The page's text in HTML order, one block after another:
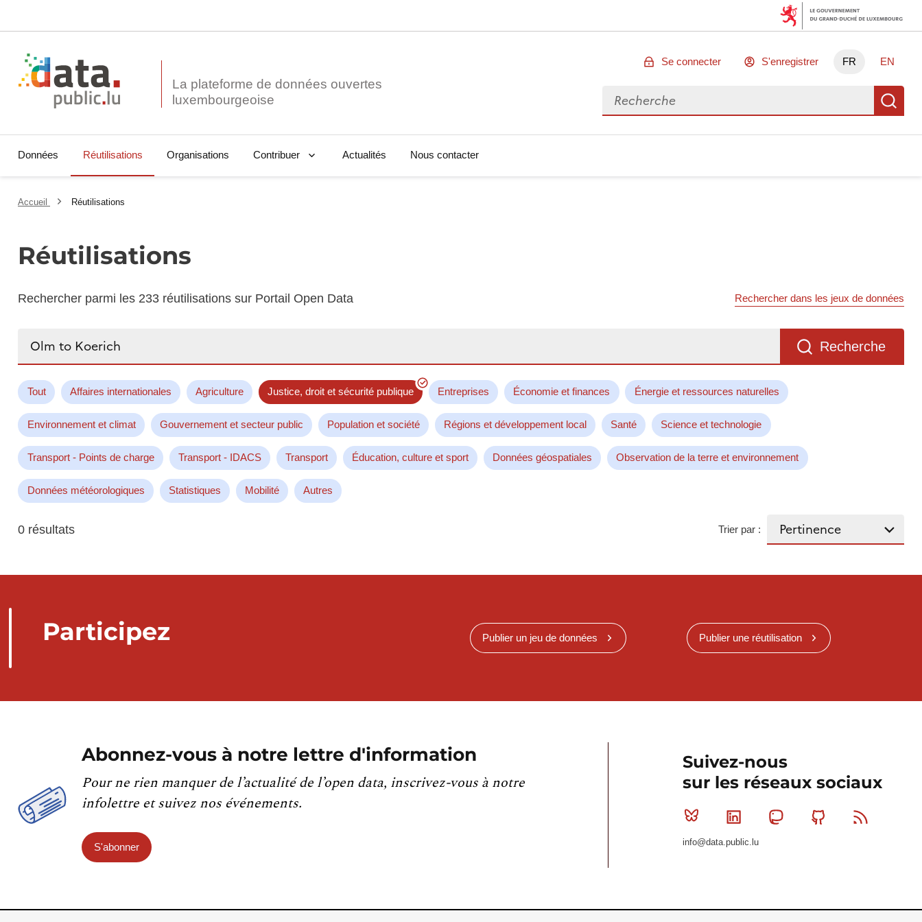
La plateforme de données ouvertes
Se connecter S'enregistrer FR EN
Rechercher des données
Données Réutilisations Organisations Contribuer Actualités Nous contacter
Accueil Réutilisations
Réutilisations
Rechercher parmi les 233 réutilisations sur Portail Open Data Rechercher dans les jeux de données
Recherche
Tout Affaires internationales Agriculture Justice, droit et sécurité publique Entreprises Économie et finances Énergie et ressources naturelles
Environnement et climat Gouvernement et secteur public Population et société Régions et développement local Santé Science et technologie
Transport - Points de charge Transport - IDACS Transport Éducation, culture et sport Données géospatiales Observation de la terre et environnement
Données météorologiques Statistiques Mobilité Autres
0 résultats Trier par :
Participez Publier un jeu de données Publier une réutilisation
Abonnez-vous à notre lettre d'information
Pour ne rien manquer de l’actualité de l’open data, inscrivez-vous à notre
infolettre et suivez nos événements.
S'abonner
Suivez-nous
sur les réseaux sociaux
Bluesky Linkedin MastodonGithub
info@data.public.lu